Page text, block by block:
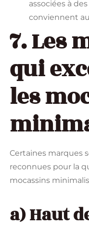
associées à
conviennent
7. Les
qui
les
Certaines marques
reconnues pour la
mocassins
a) Haut